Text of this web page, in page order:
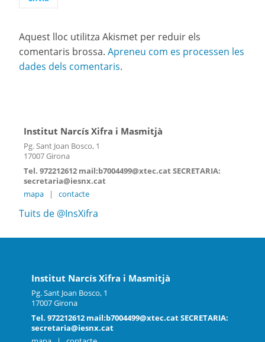
Aquest lloc utilitza Akismet per reduir els
comentaris brossa. Apreneu com es processen les
dades dels comentaris.
Institut Narcís Xifra i Masmitjà
Pg. Sant Joan Bosco, 1
17007 Girona
Tel. 972212612 mail:b7004499@xtec.cat SECRETARIA:
secretaria@iesnx.cat
mapa
| contacte
Tuits de @InsXifra
Institut Narcís Xifra i Masmitjà
Pg. Sant Joan Bosco, 1
17007 Girona
Tel. 972212612 mail:b7004499@xtec.cat SECRETARIA:
secretaria@iesnx.cat